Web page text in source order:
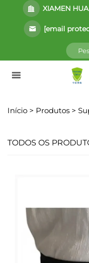
XIAMEN
[email
Início > Produtos >
TODOS OS